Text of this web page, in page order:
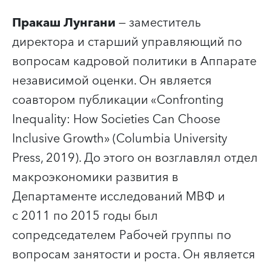
Пракаш Лунгани— заместитель
директора и старший управляющий по
вопросам кадровой политики в Аппарате
независимой оценки. Он является
соавтором публикации «Confronting
Inequality: How Societies Can Choose
Inclusive Growth» (Columbia University
Press, 2019). До этого он возглавлял отдел
макроэкономики развития в
Департаменте исследований МВФ и
с 2011 по 2015 годы был
сопредседателем Рабочей группы по
вопросам занятости и роста. Он является